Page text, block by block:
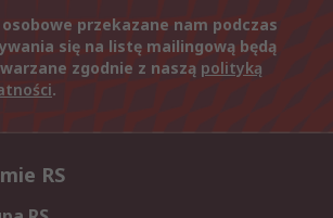
osobowe przekazane nam podczas
się na listę mailingową będą
zgodnie z naszą polityką
.
RS